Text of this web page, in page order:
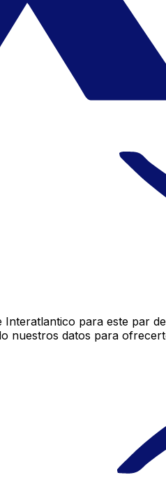
Interatlantico para este par
nuestros datos para